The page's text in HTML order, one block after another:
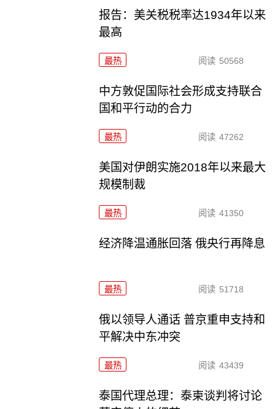
报告：美关税税率达1934年以来
最高
最热 阅读 50568
中方敦促国际社会形成支持联合
国和平行动的合力
最热 阅读 47262
美国对伊朗实施2018年以来最大
规模制裁
最热 阅读 41350
经济降温通胀回落 俄央行再降息
最热 阅读 51718
俄以领导人通话 普京重申支持和
平解决中东冲突
最热 阅读 43439
泰国代理总理：泰柬谈判将讨论